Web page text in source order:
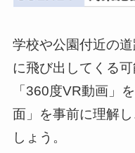
学校や公園付近の
に飛び出してくる
「360度VR動画」
面」を事前に理解
しょう。